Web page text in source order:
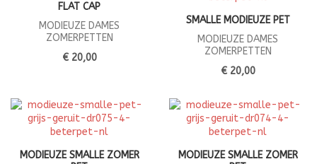
FLAT CAP
MODIEUZE DAMES
ZOMERPETTEN
€ 20,00
SMALLE MODIEUZE PET
MODIEUZE DAMES
ZOMERPETTEN
€ 20,00
MODIEUZE SMALLE ZOMER
MODIEUZE SMALLE ZOMER